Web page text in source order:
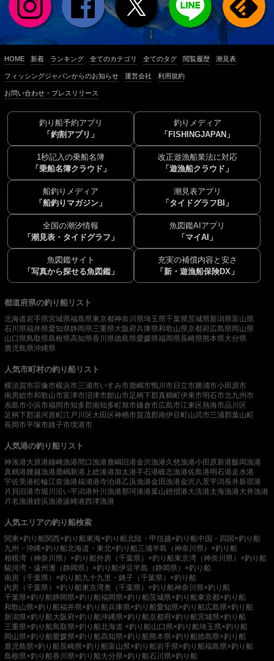
HOME 新着 ランキング 全てのカテゴリ 全てのタグ 閲覧履歴 潮見表
フィッシングジャパンからのお知らせ 運営会社 利用規約
お問い合わせ・プレスリリース
釣り船予約アプリ
「釣割アプリ」
釣りメディア
「FISHINGJAPAN」
1秒記入の乗船名簿
「乗船名簿クラウド」
改正遊漁船業法に対応
「遊漁船クラウド」
船釣りメディア
「船釣りマガジン」
潮見表アプリ
「タイドグラフBI」
全国の潮汐情報
「潮見表・タイドグラフ」
魚図鑑AIアプリ
「マイAI」
魚図鑑サイト
「写真から探せる魚図鑑」
充実の補償内容と安さ
「新・遊漁船保険DX」
都道府県の釣り船リスト
北海道岩手県宮城県福島県東京都神奈川県埼玉県千葉県茨城県新潟県富山県
石川県福井県愛知県静岡県三重県大阪府兵庫県和歌山県京都府広島県岡山県
山口県鳥取県島根県高知県香川県徳島県愛媛県福岡県長崎県熊本県大分県
鹿児島県沖縄県
人気市町村の釣り船リスト
横須賀市宗像市横浜市三浦市いすみ市鹿嶋市鴨川市日立市勝浦市小田原市
南房総市和歌山市富津市沼津市館山市足柄下郡真鶴町伊東市明石市北九州市
糸島市小浜市福岡市知多郡南知多町旭市鎌倉市広島市江東区熱海市品川区
足柄下郡湯河原町江戸川区大田区神栖市賀茂郡南伊豆町山武市三浦郡葉山町
長岡市平塚市銚子市境港市
人気港の釣り船リスト
神湊港大原港鐘崎漁港間口漁港 鹿嶋旧港金沢漁港久慈漁港小田原新港飯岡漁港
真鶴港腰越漁港 鹿嶋新港 上総湊港加太港手石港岐志漁港佐島港明石港走水港
宇佐美港松輪江奈漁港福浦港寺泊港乙浜漁港金田漁港金沢八景平潟長井新宿港
片貝旧港市堀川沿い平潟港外川漁港那珂湊港葉山鐙摺港大洗港太海漁港大井漁港
片名漁港姪浜漁港波崎港西津漁港
人気エリアの釣り船検索
関東×釣り船関西×釣り船東海×釣り船北陸・甲信越×釣り船中国・四国×釣り船
九州・沖縄×釣り船北海道・東北×釣り船三浦半島（神奈川県）×釣り船
相模湾（神奈川県）×釣り船外房（千葉県）×釣り船東京湾（神奈川県）×釣り船
駿河湾・遠州灘（静岡県）×釣り船伊豆半島（静岡県）×釣り船
南房（千葉県）×釣り船九十九里・銚子（千葉県）×釣り船
内房（千葉県）×釣り船東京湾奥（千葉県）×釣り船神奈川県×釣り船
千葉県×釣り船静岡県×釣り船福岡県×釣り船茨城県×釣り船東京都×釣り船
和歌山県×釣り船福井県×釣り船兵庫県×釣り船愛知県×釣り船広島県×釣り船
新潟県×釣り船大阪府×釣り船沖縄県×釣り船京都府×釣り船宮城県×釣り船
三重県×釣り船鳥取県×釣り船北海道 ×釣り船山口県×釣り船埼玉県×釣り船
岡山県×釣り船愛媛県×釣り船高知県×釣り船熊本県×釣り船徳島県×釣り船
鹿児島県×釣り船長崎県×釣り船富山県×釣り船岩手県×釣り船福島県×釣り船
島根県×釣り船香川県×釣り船大分県×釣り船石川県×釣り船